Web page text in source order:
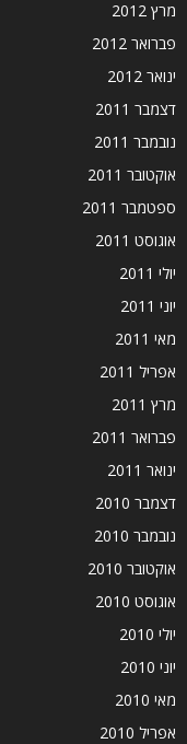
מרץ 2012
פברואר 2012
ינואר 2012
דצמבר 2011
נובמבר 2011
אוקטובר 2011
ספטמבר 2011
אוגוסט 2011
יולי 2011
יוני 2011
מאי 2011
אפריל 2011
מרץ 2011
פברואר 2011
ינואר 2011
דצמבר 2010
נובמבר 2010
אוקטובר 2010
אוגוסט 2010
יולי 2010
יוני 2010
מאי 2010
אפריל 2010